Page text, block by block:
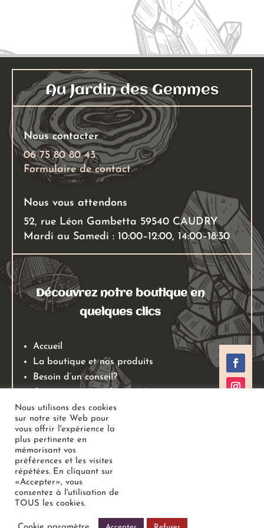
Au Jardin des Gemmes
Nous contacter
06 75 80 80 43
Formulaire de contact
Nous vous attendons
52, rue Léon Gambetta 59540 CAUDRY
Mardi au Samedi : 10:00–12:00, 14:00–18:30
Découvrez notre boutique en
quelques clics
Accueil
La boutique et nos produits
Besoin d’un conseil?
Mentions légales
Conditions générales de ventes
Politiques de retours
Politique de confidentialité
Copyright Au Jardin des Gemmes
Nous utilisons des cookies
sur notre site Web pour
vous offrir l'expérience la
plus pertinente en
mémorisant vos
préférences et les visites
répétées. En cliquant sur
«Accepter», vous
consentez à l'utilisation de
TOUS les cookies.